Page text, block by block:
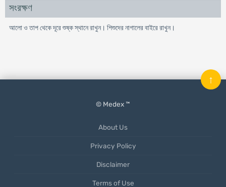
সংরক্ষণ
আলো ও তাপ থেকে দূরে শুষ্ক স্থানে রাখুন। শিশুদের নাগালের বাইরে রাখুন।
© Medex ™
About Us
Privacy Policy
Disclaimer
Terms of Use
↑